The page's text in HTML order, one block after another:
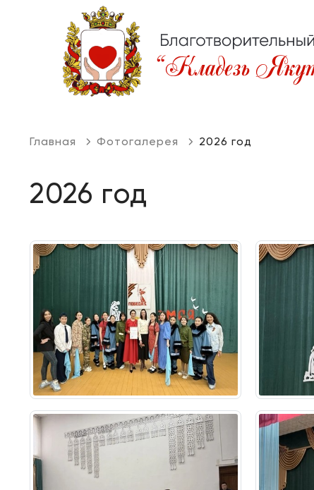
Главная Фотогалерея 2026 год
2026 год